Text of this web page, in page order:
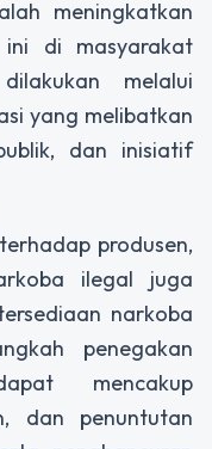
meningkatkan
di masyarakat
melalui
yang melibatkan
dan inisiatif
produsen,
ilegal juga
narkoba
penegakan
mencakup
dan penuntutan